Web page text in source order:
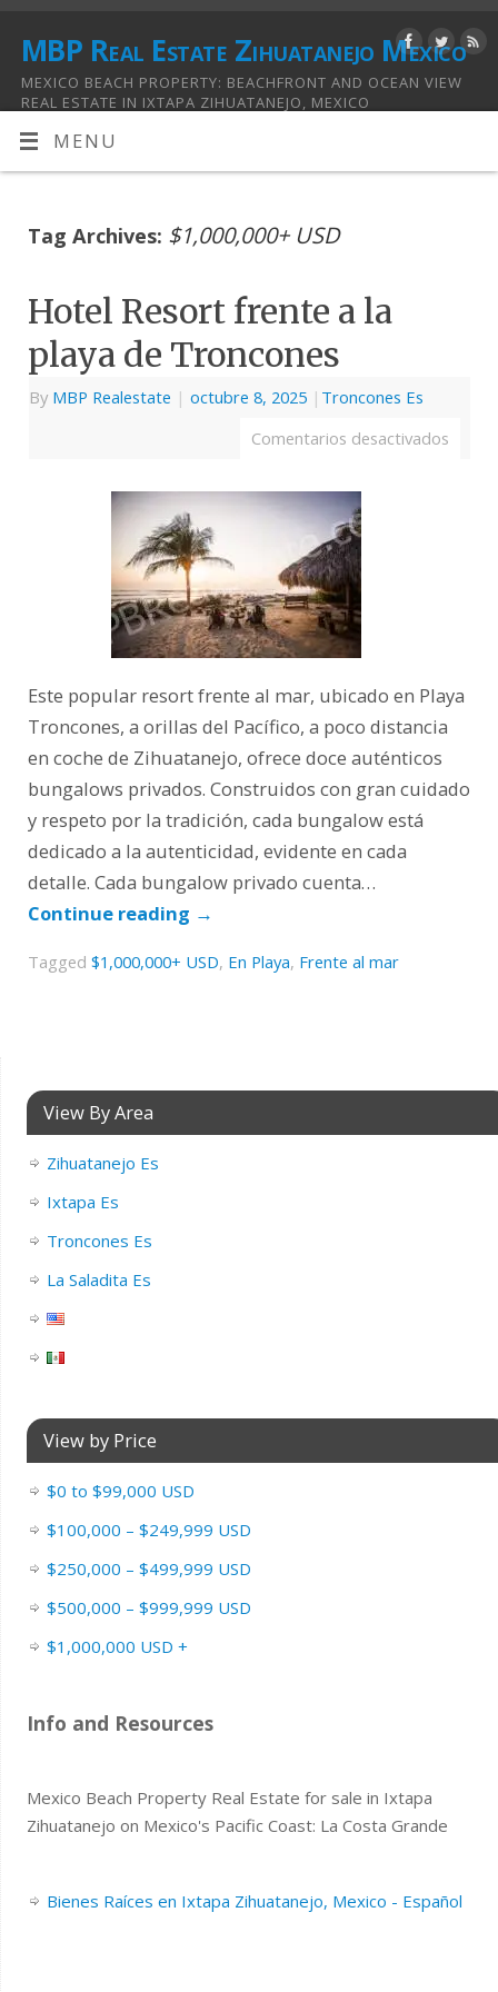
MBP Real Estate Zihuatanejo Mexico
MEXICO BEACH PROPERTY: BEACHFRONT AND OCEAN VIEW
REAL ESTATE IN IXTAPA ZIHUATANEJO, MEXICO
MENU
Tag Archives: $1,000,000+ USD
Hotel Resort frente a la
playa de Troncones
By MBP Realestate | octubre 8, 2025 | Troncones Es
Comentarios desactivados
Este popular resort frente al mar, ubicado en Playa
Troncones, a orillas del Pacífico, a poco distancia
en coche de Zihuatanejo, ofrece doce auténticos
bungalows privados. Construidos con gran cuidado
y respeto por la tradición, cada bungalow está
dedicado a la autenticidad, evidente en cada
detalle. Cada bungalow privado cuenta…
Continue reading →
Tagged $1,000,000+ USD, En Playa, Frente al mar
View By Area
Zihuatanejo Es
Ixtapa Es
Troncones Es
La Saladita Es
View by Price
$0 to $99,000 USD
$100,000 – $249,999 USD
$250,000 – $499,999 USD
$500,000 – $999,999 USD
$1,000,000 USD +
Info and Resources
Mexico Beach Property Real Estate for sale in Ixtapa
Zihuatanejo on Mexico's Pacific Coast: La Costa Grande
Bienes Raíces en Ixtapa Zihuatanejo, Mexico - Español